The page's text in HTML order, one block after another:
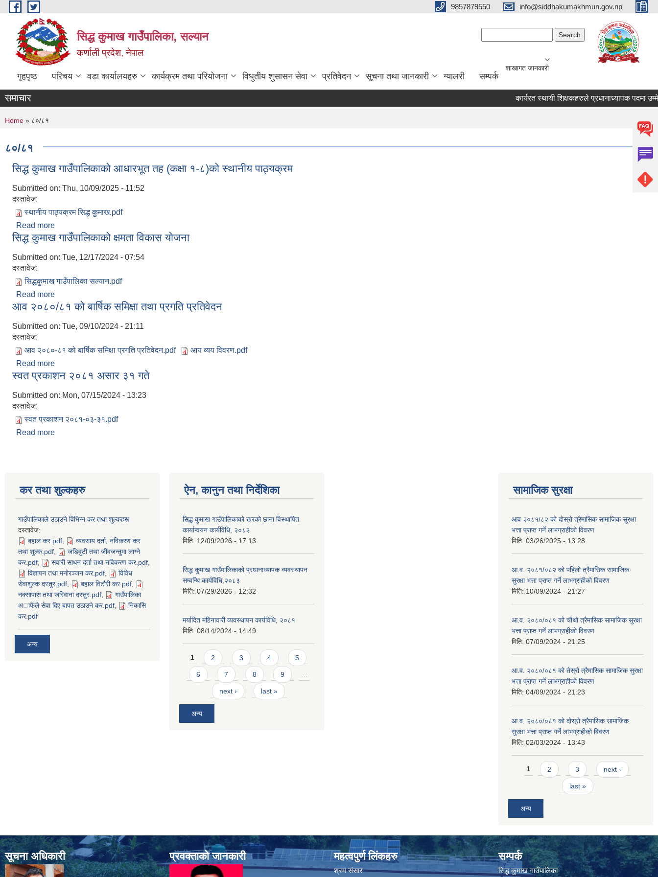
Skip to main content 9857879550 info@siddhakumakhmun.gov.np
सिद्ध कुमाख गाउँपालिका, सल्यान
कर्णाली प्रदेश, नेपाल
गृहपृष्ठ परिचय वडा कार्यालयहरु कार्यक्रम तथा परियोजना विधुतीय शुसासन सेवा प्रतिवेदन सूचना तथा जानकारी ग्यालरी सम्पर्क
शाखागत जानकारी
समाचार कार्यरत स्थायी शिक्षकहरुले प्रधानाध्यापक पदमा
You are here
Home » ८०/८१
८०/८१
सिद्ध कुमाख गाउँपालिकाको आधारभूत तह (कक्षा १-८)को स्थानीय पाठ्यक्रम
Submitted on: Thu, 10/09/2025 - 11:52
दस्तावेज:
स्थानीय पाठ्यक्रम सिद्ध कुमाख.pdf
Read more
सिद्ध कुमाख गाउँपालिकाको क्षमता विकास योजना
Submitted on: Tue, 12/17/2024 - 07:54
दस्तावेज:
सिद्धकुमाख गाउँपालिका सल्यान.pdf
Read more
आव २०८०/८१ को बार्षिक समिक्षा तथा प्रगति प्रतिवेदन
Submitted on: Tue, 09/10/2024 - 21:11
दस्तावेज:
आव २०८०-८१ को बार्षिक समिक्षा प्रगति प्रतिवेदन.pdf
आय व्यय विवरण.pdf
Read more
स्वत प्रकाशन २०८१ असार ३१ गते
Submitted on: Mon, 07/15/2024 - 13:23
दस्तावेज:
स्वत प्रकाशन २०८१-०३-३१.pdf
Read more
कर तथा शुल्कहरु
गाउँपालिकाले उठाउने विभिन्न कर तथा शुल्कहरू
दस्तावेज:
बहाल कर.pdf
व्यवसाय दर्ता, नविकरण कर
तथा शुल्क.pdf
जडिवुटी तथा जीवजन्तुमा लाग्ने
कर.pdf
सवारी साधन दर्ता तथा नविकरण कर.pdf
विज्ञापन तथा मनोरञ्जन कर.pdf
विविध
सेवाशुल्क दस्तुर.pdf
बहाल विटाैरी कर.pdf
नक्सापास तथा जरिवाना दस्तुर.pdf
गाउँपालिका
अाफैले सेवा दिए बापत उठाउने कर.pdf
निकासि
कर.pdf
अन्य
ऐन, कानुन तथा निर्देशिका
सिद्ध कुमाख गाउँपालिकाको खरको छाना विस्थापित
कार्यान्वयन कार्यविधि, २०८२
मिति: 12/09/2026 - 17:13
सिद्ध कुमाख गाउँपालिकाको प्रधानाध्यापक व्यवस्थापन
सम्वन्धि कार्यविधि,२०८३
मिति: 07/29/2026 - 12:32
मर्यादित महिनावारी व्यवस्थापन कार्यविधि, २०८१
मिति: 08/14/2024 - 14:49
Pages
1 2 3 4 5
6 7 8 9 …
next › last »
अन्य
सामाजिक सुरक्षा
आव २०८१/८२ को दोस्रो त्रैमासिक सामाजिक सुरक्षा
भत्ता प्राप्त गर्ने लाभग्राहीको विवरण
मिति: 03/26/2025 - 13:28
आ.व. २०८१/०८२ को पहिलो त्रैमासिक सामाजिक
सुरक्षा भत्ता प्राप्त गर्ने लाभग्राहीको विवरण
मिति: 10/09/2024 - 21:27
आ.व. २०८०/०८१ को चौथो त्रैमासिक सामाजिक सुरक्षा
भत्ता प्राप्त गर्ने लाभग्राहीको विवरण
मिति: 07/09/2024 - 21:25
आ.व. २०८०/०८१ को तेस्रो त्रैमासिक सामाजिक सुरक्षा
भत्ता प्राप्त गर्ने लाभग्राहीको विवरण
मिति: 04/09/2024 - 21:23
आ.व. २०८०/०८१ को दोस्रो त्रैमासिक सामाजिक
सुरक्षा भत्ता प्राप्त गर्ने लाभग्राहीको विवरण
मिति: 02/03/2024 - 13:43
Pages
1 2 3 next ›
last »
अन्य
सूचना अधिकारी प्रवक्ताको जानकारी महत्वपुर्ण लिंकहरु
श्रम संसार
सम्पर्क
सिद्ध कुमाख गाउँपालिका